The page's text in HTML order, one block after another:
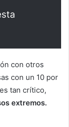
con otros
con un 10 por
tan crítico,
extremos.